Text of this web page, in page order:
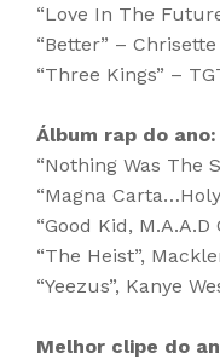
“Love In The
“Better” –
“Three Kings” –
Álbum rap do ano:
“Nothing Was The
“Magna
“Good Kid,
“The Heist”,
“Yeezus”, Kanye
Melhor clipe do